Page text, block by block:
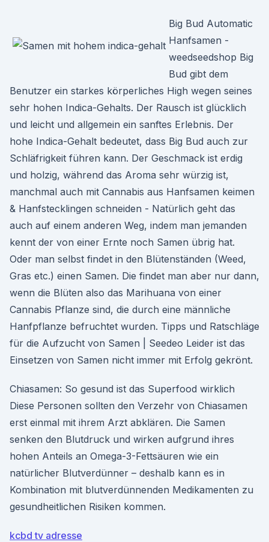
Big Bud Automatic
Hanfsamen -
weedseedshop Big
Bud gibt dem
Benutzer ein starkes körperliches High wegen seines
sehr hohen Indica-Gehalts. Der Rausch ist glücklich
und leicht und allgemein ein sanftes Erlebnis. Der
hohe Indica-Gehalt bedeutet, dass Big Bud auch zur
Schläfrigkeit führen kann. Der Geschmack ist erdig
und holzig, während das Aroma sehr würzig ist,
manchmal auch mit Cannabis aus Hanfsamen keimen
& Hanfstecklingen schneiden - Natürlich geht das
auch auf einem anderen Weg, indem man jemanden
kennt der von einer Ernte noch Samen übrig hat.
Oder man selbst findet in den Blütenständen (Weed,
Gras etc.) einen Samen. Die findet man aber nur dann,
wenn die Blüten also das Marihuana von einer
Cannabis Pflanze sind, die durch eine männliche
Hanfpflanze befruchtet wurden. Tipps und Ratschläge
für die Aufzucht von Samen | Seedeo Leider ist das
Einsetzen von Samen nicht immer mit Erfolg gekrönt.
Chiasamen: So gesund ist das Superfood wirklich
Diese Personen sollten den Verzehr von Chiasamen
erst einmal mit ihrem Arzt abklären. Die Samen
senken den Blutdruck und wirken aufgrund ihres
hohen Anteils an Omega-3-Fettsäuren wie ein
natürlicher Blutverdünner – deshalb kann es in
Kombination mit blutverdünnenden Medikamenten zu
gesundheitlichen Risiken kommen.
kcbd tv adresse